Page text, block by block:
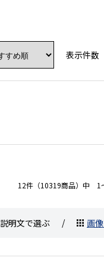
表示件数
12件（10319商品）中 1
説明文で選ぶ 画